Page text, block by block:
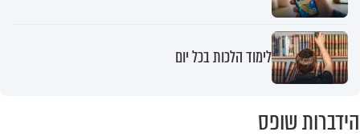
לימוד הלכות בכל יום
הידברות שופס